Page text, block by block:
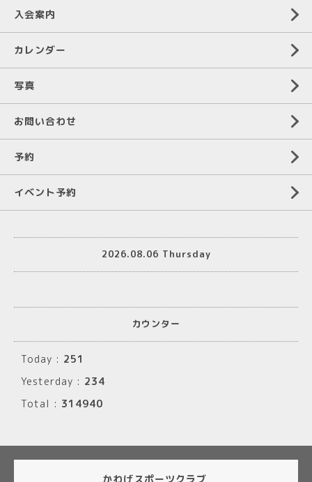
入会案内
カレンダー
写真
お問い合わせ
予約
イベント予約
2026.08.06 Thursday
カウンター
Today : 251
Yesterday : 234
Total : 314940
かわげスポーツクラブ